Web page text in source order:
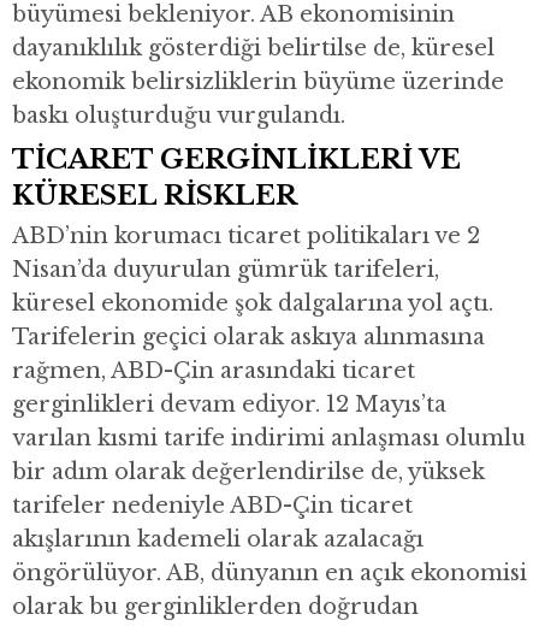
büyümesi bekleniyor. AB ekonomisinin
dayanıklılık gösterdiği belirtilse de, küresel
ekonomik belirsizliklerin büyüme üzerinde
baskı oluşturduğu vurgulandı.
TİCARET GERGİNLİKLERİ VE
KÜRESEL RİSKLER
ABD’nin korumacı ticaret politikaları ve 2
Nisan’da duyurulan gümrük tarifeleri,
küresel ekonomide şok dalgalarına yol açtı.
Tarifelerin geçici olarak askıya alınmasına
rağmen, ABD-Çin arasındaki ticaret
gerginlikleri devam ediyor. 12 Mayıs’ta
varılan kısmi tarife indirimi anlaşması olumlu
bir adım olarak değerlendirilse de, yüksek
tarifeler nedeniyle ABD-Çin ticaret
akışlarının kademeli olarak azalacağı
öngörülüyor. AB, dünyanın en açık ekonomisi
olarak bu gerginliklerden doğrudan